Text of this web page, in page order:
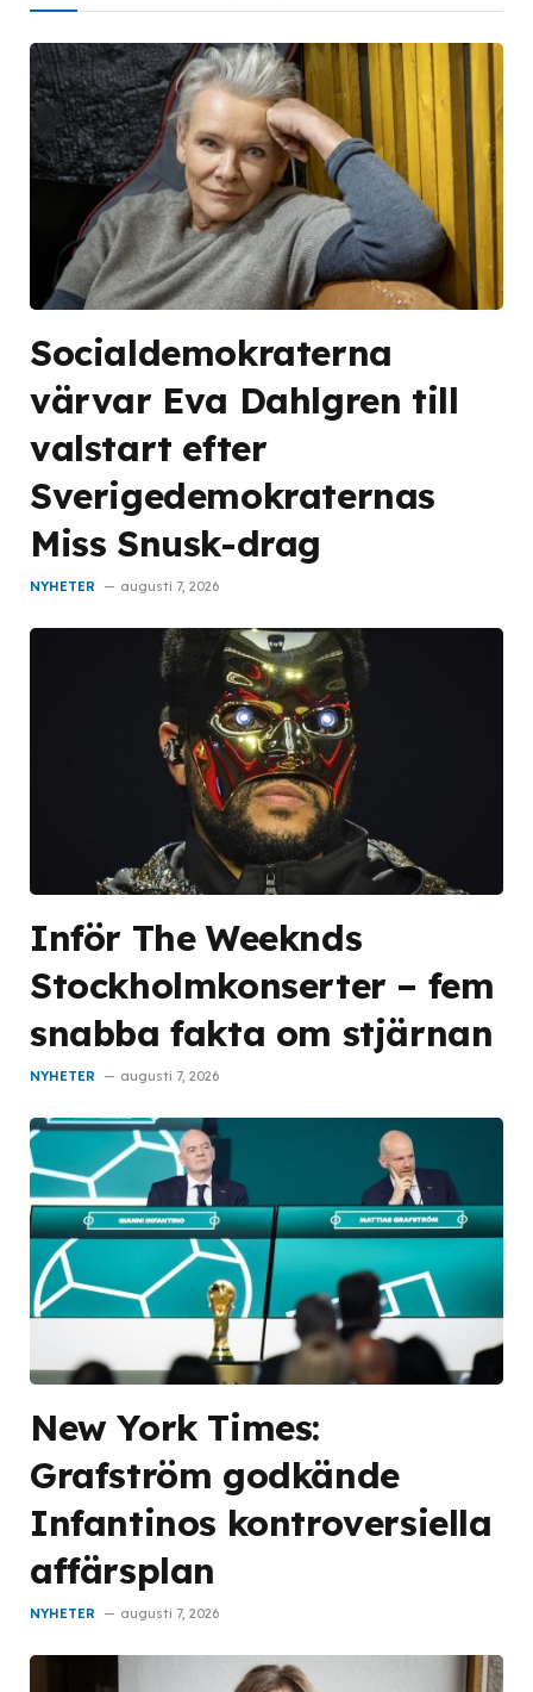
Socialdemokraterna
värvar Eva Dahlgren till
valstart efter
Sverigedemokraternas
Miss Snusk-drag
NYHETER augusti 7, 2026
Inför The Weeknds
Stockholmkonserter – fem
snabba fakta om stjärnan
NYHETER augusti 7, 2026
New York Times:
Grafström godkände
Infantinos kontroversiella
affärsplan
NYHETER augusti 7, 2026